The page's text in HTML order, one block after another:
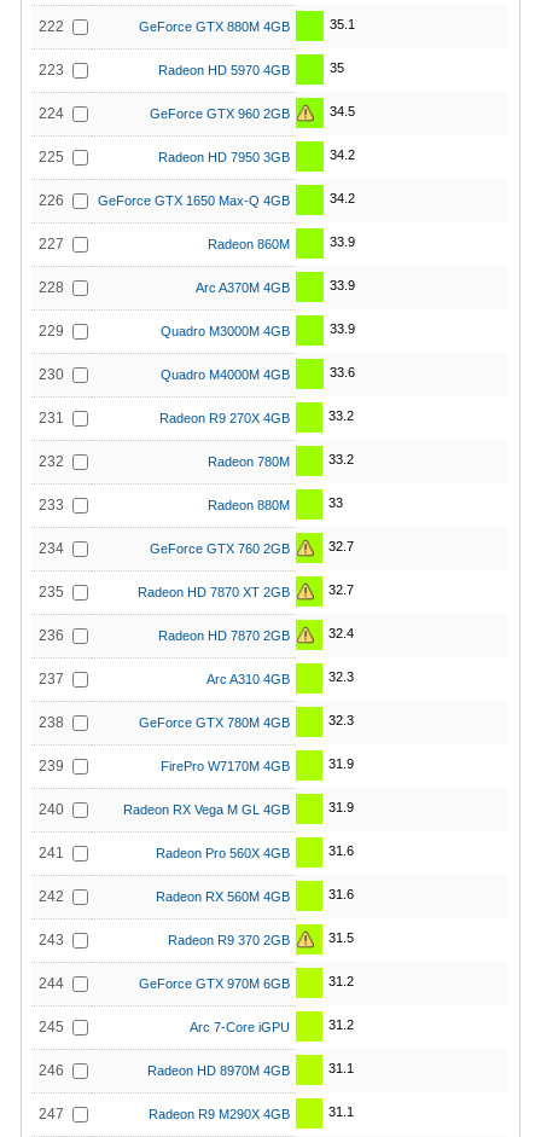
222 GeForce GTX 880M 4GB 35.1
223 Radeon HD 5970 4GB 35
224 GeForce GTX 960 2GB 34.5
225 Radeon HD 7950 3GB 34.2
226 GeForce GTX 1650 Max-Q 4GB 34.2
227 Radeon 860M 33.9
228 Arc A370M 4GB 33.9
229 Quadro M3000M 4GB 33.9
230 Quadro M4000M 4GB 33.6
231 Radeon R9 270X 4GB 33.2
232 Radeon 780M 33.2
233 Radeon 880M 33
234 GeForce GTX 760 2GB 32.7
235 Radeon HD 7870 XT 2GB 32.7
236 Radeon HD 7870 2GB 32.4
237 Arc A310 4GB 32.3
238 GeForce GTX 780M 4GB 32.3
239 FirePro W7170M 4GB 31.9
240 Radeon RX Vega M GL 4GB 31.9
241 Radeon Pro 560X 4GB 31.6
242 Radeon RX 560M 4GB 31.6
243 Radeon R9 370 2GB 31.5
244 GeForce GTX 970M 6GB 31.2
245 Arc 7-Core iGPU 31.2
246 Radeon HD 8970M 4GB 31.1
247 Radeon R9 M290X 4GB 31.1